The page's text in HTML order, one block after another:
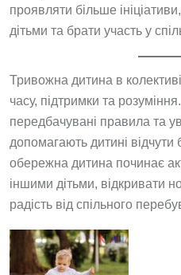
проявляти більше
дітьми та брати участь у
Тривожна дитина в
часу, підтримки та
передбачувані правила та
допомагають дитині відчути
обережна дитина починає
іншими дітьми, відкривати
радість від спільного